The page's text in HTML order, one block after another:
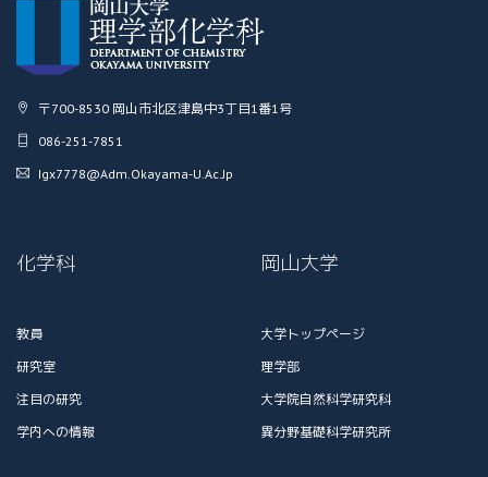
〒700-8530 岡山市北区津島中3丁目1番1号
086-251-7851
Igx7778@adm.okayama-U.ac.jp
化学科
教員
研究室
注目の研究
学内への情報
岡山大学
大学トップページ
理学部
大学院自然科学研究科
異分野基礎科学研究所